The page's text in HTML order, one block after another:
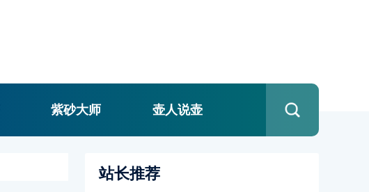
紫砂大师 壶人说壶
站长推荐